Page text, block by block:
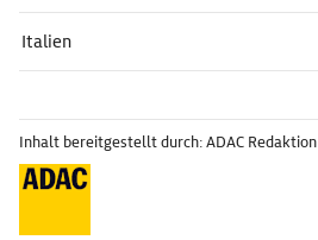
Italien
Inhalt bereitgestellt durch: ADAC Redaktion